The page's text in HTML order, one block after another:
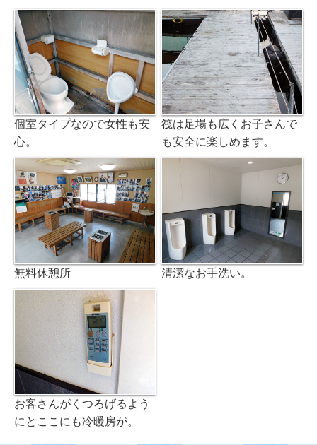
個室タイプなので女性も安
心。
筏は足場も広くお子さんで
も安全に楽しめます。
無料休憩所 清潔なお手洗い。
お客さんがくつろげるよう
にとここにも冷暖房が。